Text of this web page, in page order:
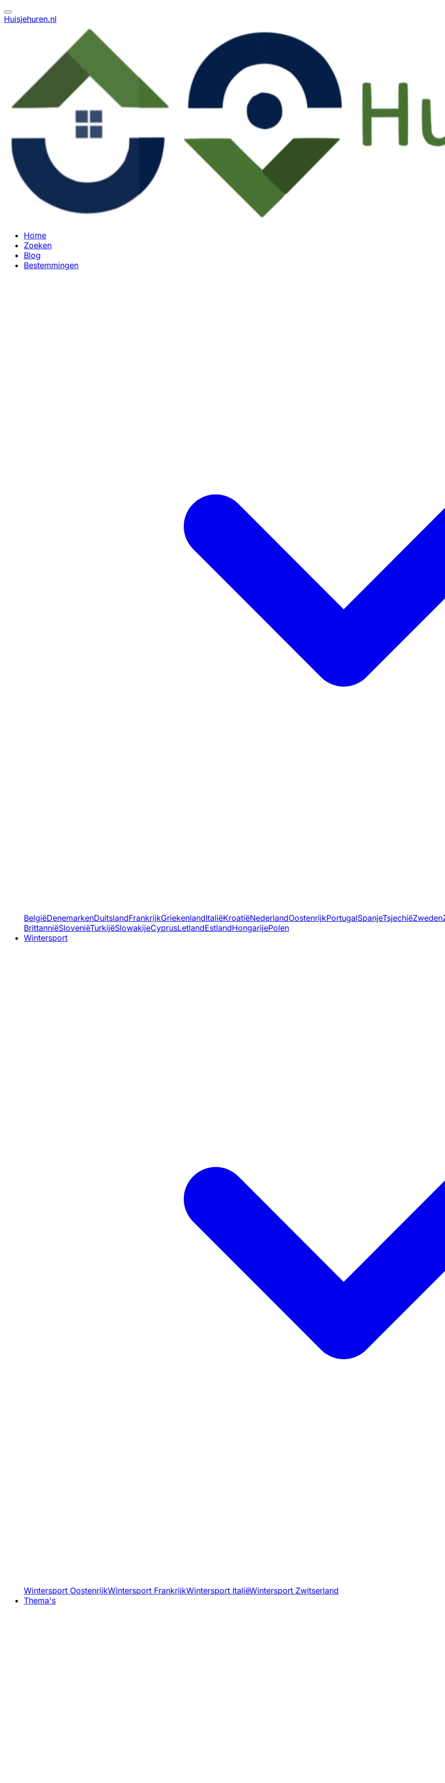
Huisjehuren.nl
Home
Zoeken
Blog
Bestemmingen
BelgiëDenemarkenDuitslandFrankrijkGriekenlandItaliëKroatiëNederlandOostenrijkPortugalSpanjeTsjechiëZweden
BrittanniëSloveniëTurkijëSlowakijeCyprusLetlandEstlandHongarijePolen
Wintersport
Wintersport OostenrijkWintersport FrankrijkWintersport ItaliëWintersport Zwitserland
Thema's